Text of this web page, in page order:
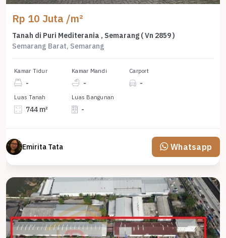
Rp 10 Juta /m²
Tanah di Puri Mediterania , Semarang ( Vn 2859 )
Semarang Barat, Semarang
Kamar Tidur
-
Kamar Mandi
-
Carport
-
Luas Tanah
744 m²
Luas Bangunan
-
Emirita Tata Whatsapp